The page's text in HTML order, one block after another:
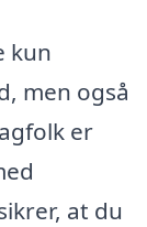
kun
men også
er
at du